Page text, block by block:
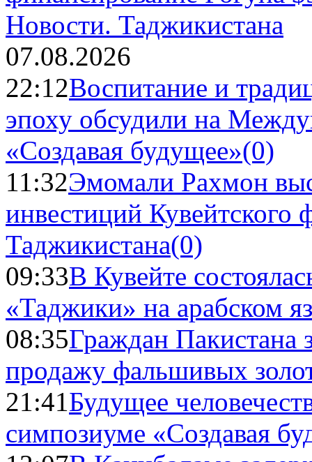
Новости. Таджикистана
07.08.2026
22:12Воспитание и
эпоху обсудили на
«Создавая будущее»(0)
11:32Эмомали Рахмон
инвестиций Кувейтского
Таджикистана(0)
09:33В Кувейте
«Таджики» на арабском
08:35Граждан Пакистана
продажу фальшивых
21:41Будущее
симпозиуме «Создавая